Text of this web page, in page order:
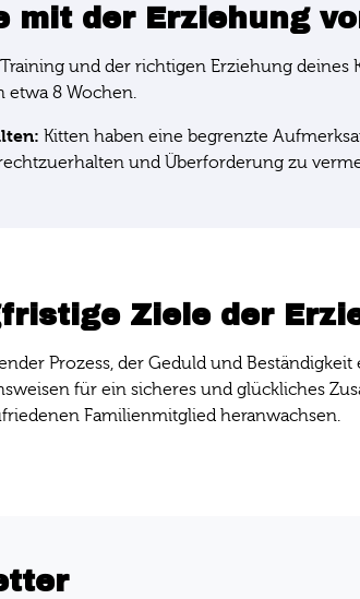
mit der Erziehung
und der richtigen Erziehung deines
8 Wochen.
Kitten haben eine begrenzte
und Überforderung zu
Ziele der
Prozess, der Geduld und
für ein sicheres und glückliches
Familienmitglied heranwachsen.